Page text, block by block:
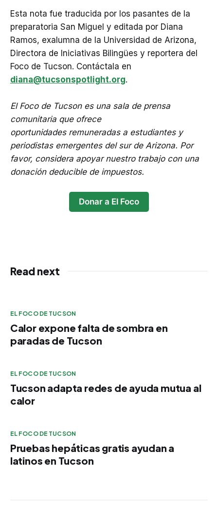
Esta nota fue traducida por los pasantes de la
preparatoria San Miguel y editada por Diana
Ramos, exalumna de la Universidad de Arizona,
Directora de Iniciativas Bilingües y reportera del
Foco de Tucson. Contáctala en
diana@tucsonspotlight.org.
El Foco de Tucson es una sala de prensa
comunitaria que ofrece
oportunidades remuneradas a estudiantes y
periodistas emergentes del sur de Arizona. Por
favor, considera apoyar nuestro trabajo con una
donación deducible de impuestos.
Donar a El Foco
Read next
EL FOCO DE TUCSON
Calor expone falta de sombra en
paradas de Tucson
EL FOCO DE TUCSON
Tucson adapta redes de ayuda mutua al
calor
EL FOCO DE TUCSON
Pruebas hepáticas gratis ayudan a
latinos en Tucson